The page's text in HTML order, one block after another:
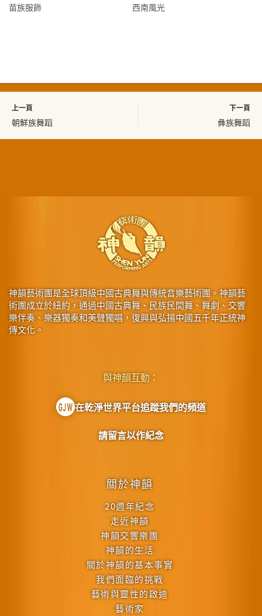
苗族服飾 西南風光
上一頁
朝鮮族舞蹈
下一頁
彝族舞蹈
神韻藝術團是全球頂級中國古典舞與傳統音樂藝術團。神韻藝
術團成立於紐約，通過中國古典舞、民族民間舞、舞劇、交響
樂伴奏、樂器獨奏和美聲獨唱，復興與弘揚中國五千年正統神
傳文化。
關於神韻
20週年紀念
走近神韻
神韻交響樂團
神韻的生活
關於神韻的基本事實
我們面臨的挑戰
藝術與靈性的啟迪
藝術家
與神韻互動：
在乾淨世界平台追蹤我們的頻道
請留言以作紀念